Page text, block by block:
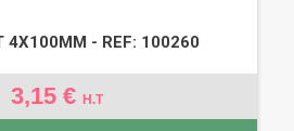
4X100MM - REF: 100260
3,15 € H.T